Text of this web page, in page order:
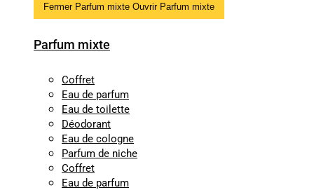
Fermer Parfum mixte Ouvrir Parfum mixte
Parfum mixte
Coffret
Eau de parfum
Eau de toilette
Déodorant
Eau de cologne
Parfum de niche
Coffret
Eau de parfum